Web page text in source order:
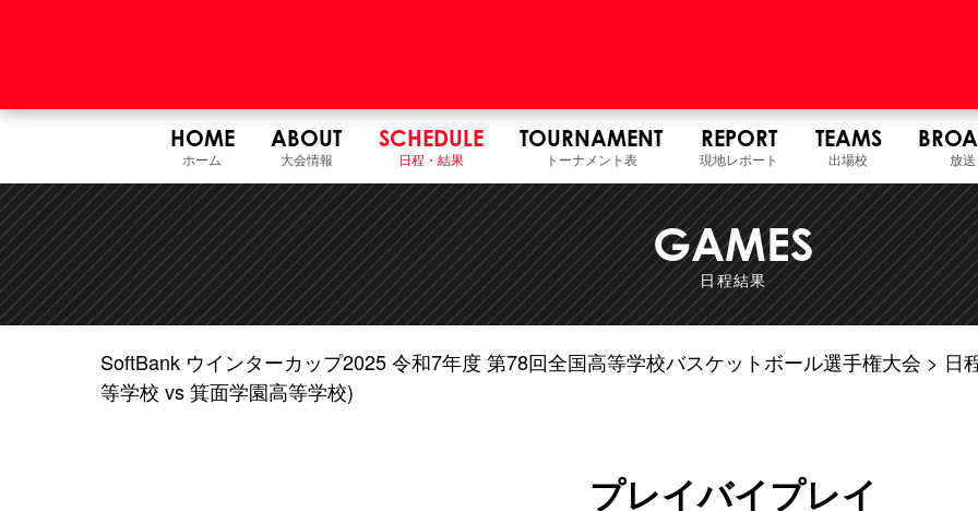
HOME
ホーム
ABOUT
大会情報
SCHEDULE
日程・結果
TOURNAMENT
トーナメント表
REPORT
現地レポート
TEAMS
出場校 放
GAMES
日程結果
SoftBank ウインターカップ2025 令和7年度 第78回全国高等学校バスケットボール選手権大会 日
等学校 vs 箕面学園高等学校)
プレイバイプレイ